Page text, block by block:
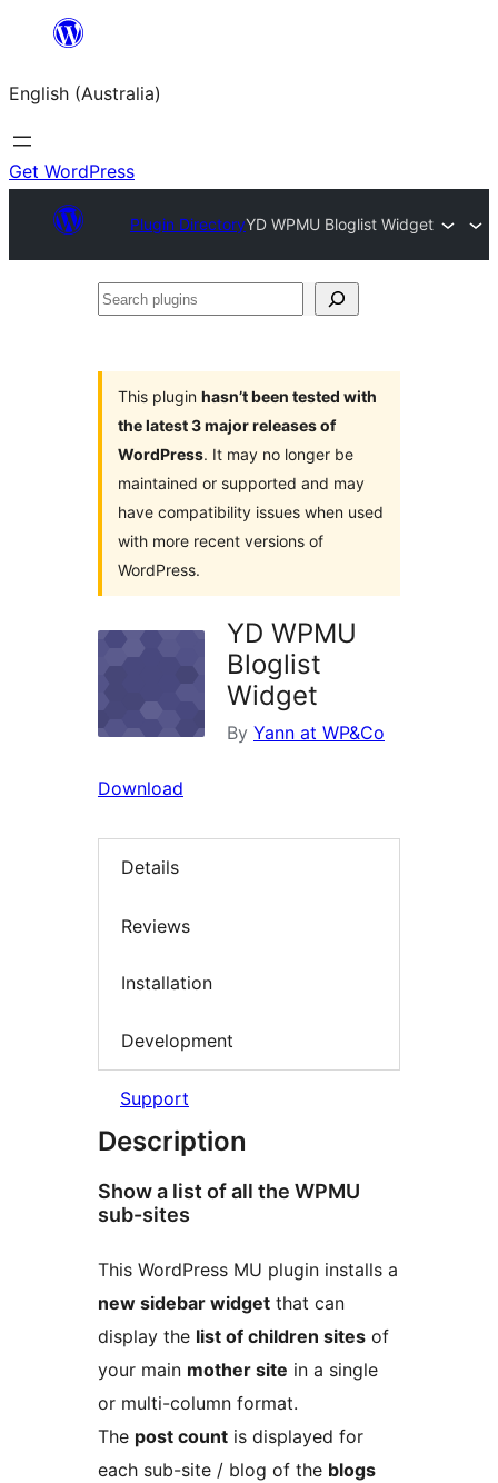
content
English (Australia)
Get WordPress
Plugin DirectoryYD WPMU Bloglist Widget
Search
This plugin hasn’t been tested with
the latest 3 major releases of
WordPress. It may no longer be
maintained or supported and may
have compatibility issues when used
with more recent versions of
WordPress.
YD WPMU
Bloglist
Widget
By Yann at WP&Co
Download
Details
Reviews
Installation
Development
Support
Description
Show a list of all the WPMU
sub-sites
This WordPress MU plugin installs a
new sidebar widget that can
display the list of children sites of
your main mother site in a single
or multi-column format.
The post count is displayed for
each sub-site / blog of the blogs